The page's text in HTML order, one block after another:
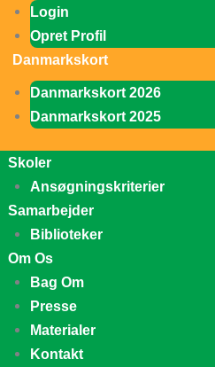
Login
Opret Profil
Danmarkskort
Danmarkskort 2026
Danmarkskort 2025
Skoler
Ansøgningskriterier
Samarbejder
Biblioteker
Om Os
Bag Om
Presse
Materialer
Kontakt